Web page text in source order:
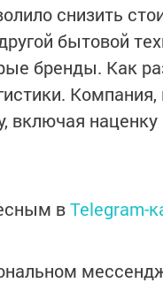
снизить
бытовой
бренды. Как
Компания,
включая наценку
вTelegram-